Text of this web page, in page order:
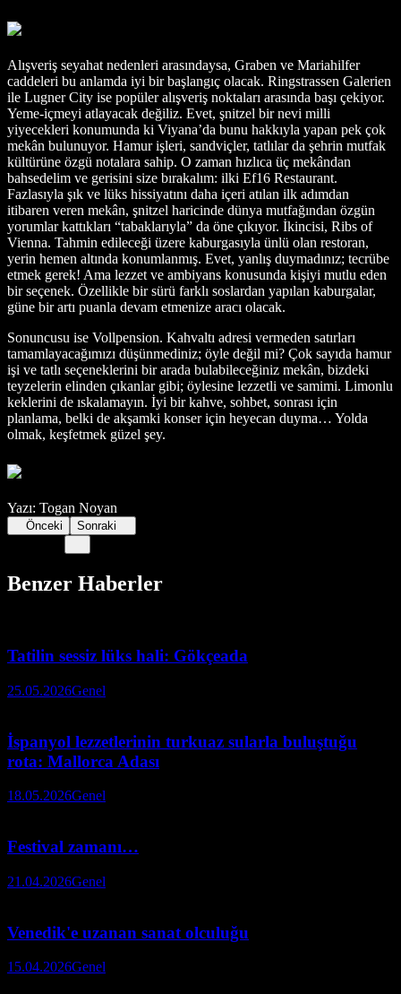
Alışveriş seyahat nedenleri arasındaysa, Graben ve Mariahilfer
caddeleri bu anlamda iyi bir başlangıç olacak. Ringstrassen Galerien
ile Lugner City ise popüler alışveriş noktaları arasında başı çekiyor.
Yeme-içmeyi atlayacak değiliz. Evet, şnitzel bir nevi milli
yiyecekleri konumunda ki Viyana’da bunu hakkıyla yapan pek çok
mekân bulunuyor. Hamur işleri, sandviçler, tatlılar da şehrin mutfak
kültürüne özgü notalara sahip. O zaman hızlıca üç mekândan
bahsedelim ve gerisini size bırakalım: ilki Ef16 Restaurant.
Fazlasıyla şık ve lüks hissiyatını daha içeri atılan ilk adımdan
itibaren veren mekân, şnitzel haricinde dünya mutfağından özgün
yorumlar kattıkları “tabaklarıyla” da öne çıkıyor. İkincisi, Ribs of
Vienna. Tahmin edileceği üzere kaburgasıyla ünlü olan restoran,
yerin hemen altında konumlanmış. Evet, yanlış duymadınız; tecrübe
etmek gerek! Ama lezzet ve ambiyans konusunda kişiyi mutlu eden
bir seçenek. Özellikle bir sürü farklı soslardan yapılan kaburgalar,
güne bir artı puanla devam etmenize aracı olacak.
Sonuncusu ise Vollpension. Kahvaltı adresi vermeden satırları
tamamlayacağımızı düşünmediniz; öyle değil mi? Çok sayıda hamur
işi ve tatlı seçeneklerini bir arada bulabileceğiniz mekân, bizdeki
teyzelerin elinden çıkanlar gibi; öylesine lezzetli ve samimi. Limonlu
keklerini de ıskalamayın. İyi bir kahve, sohbet, sonrası için
planlama, belki de akşamki konser için heyecan duyma… Yolda
olmak, keşfetmek güzel şey.
Yazı: Togan Noyan
Önceki Sonraki
Benzer Haberler
Tatilin sessiz lüks hali: Gökçeada
25.05.2026Genel
İspanyol lezzetlerinin turkuaz sularla buluştuğu
rota: Mallorca Adası
18.05.2026Genel
Festival zamanı…
21.04.2026Genel
Venedik'e uzanan sanat olculuğu
15.04.2026Genel